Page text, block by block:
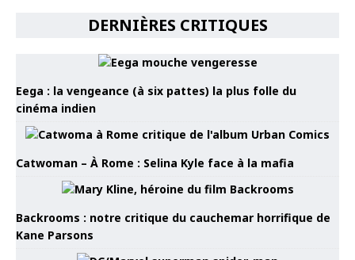
DERNIÈRES CRITIQUES
Eega : la vengeance (à six pattes) la plus folle du
cinéma indien
Catwoman – À Rome : Selina Kyle face à la mafia
Backrooms : notre critique du cauchemar horrifique de
Kane Parsons